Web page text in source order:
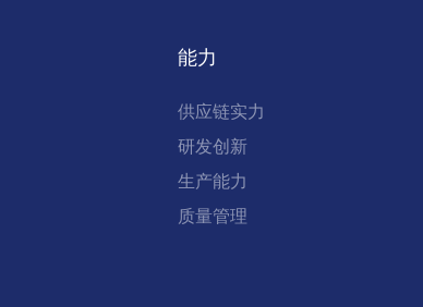
能力
供应链实力
研发创新
生产能力
质量管理